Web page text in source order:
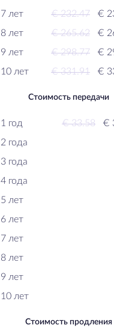
7 лет
€ 232.47
€
8 лет
€ 265.62
€
9 лет
€ 298.77
€
10 лет
€ 331.91 €
Стоимость передачи
1 год € 33.58
€
2 года
3 года
4 года
5 лет
6 лет
7 лет
8 лет
9 лет
10 лет
Стоимость продления